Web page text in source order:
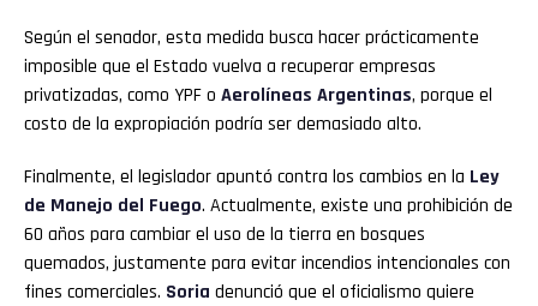
Según el senador, esta medida busca hacer prácticamente
imposible que el Estado vuelva a recuperar empresas
privatizadas, como YPF o Aerolíneas Argentinas, porque el
costo de la expropiación podría ser demasiado alto.
Finalmente, el legislador apuntó contra los cambios en la Ley
de Manejo del Fuego. Actualmente, existe una prohibición de
60 años para cambiar el uso de la tierra en bosques
quemados, justamente para evitar incendios intencionales con
fines comerciales. Soria denunció que el oficialismo quiere